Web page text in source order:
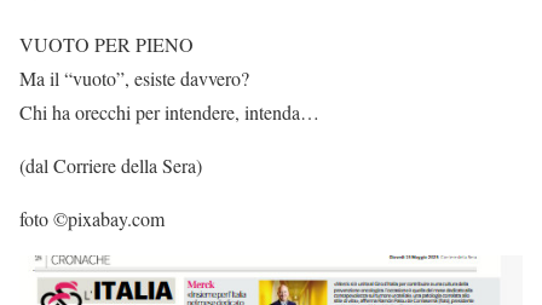
VUOTO PER PIENO
Ma il “vuoto”, esiste davvero?
Chi ha orecchi per intendere, intenda…
(dal Corriere della Sera)
foto ©pixabay.com